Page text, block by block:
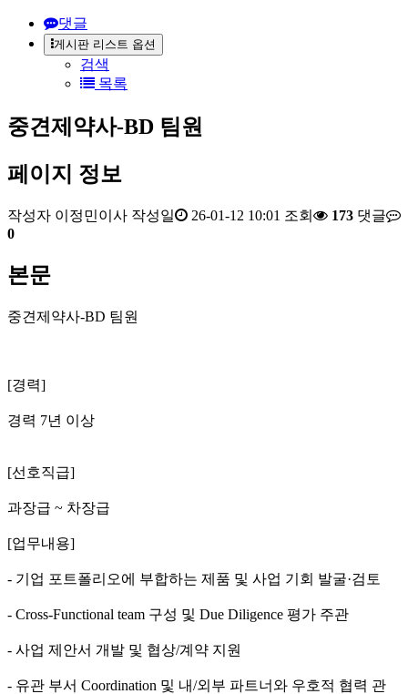
댓글
게시판 리스트 옵션
검색
목록
중견제약사-BD 팀원
페이지 정보
작성자 이정민이사 작성일 26-01-12 10:01 조회 173 댓글
0
본문
중견제약사-BD 팀원
[경력]
경력 7년 이상
[선호직급]
과장급 ~ 차장급
[업무내용]
- 기업 포트폴리오에 부합하는 제품 및 사업 기회 발굴·검토
- Cross-Functional team 구성 및 Due Diligence 평가 주관
- 사업 제안서 개발 및 협상/계약 지원
- 유관 부서 Coordination 및 내/외부 파트너와 우호적 협력 관